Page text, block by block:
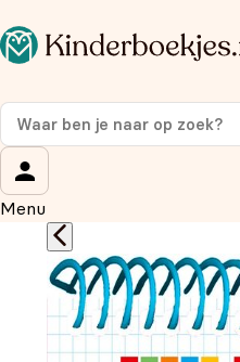
Menu
Op de hoogte blijven van
Meld je aan voor onze
korting
Wat is je voornaam?
Wat is je e-mailadres?*
Aanmelden